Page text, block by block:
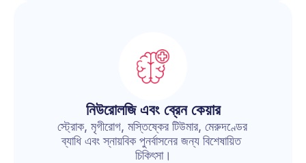
নিউরোলজি এবং ব্রেন কেয়ার
স্ট্রোক, মৃগীরোগ, মস্তিষ্কের টিউমার, মেরুদণ্ডের
ব্যাধি এবং স্নায়বিক পুনর্বাসনের জন্য বিশেষায়িত
চিকিৎসা।